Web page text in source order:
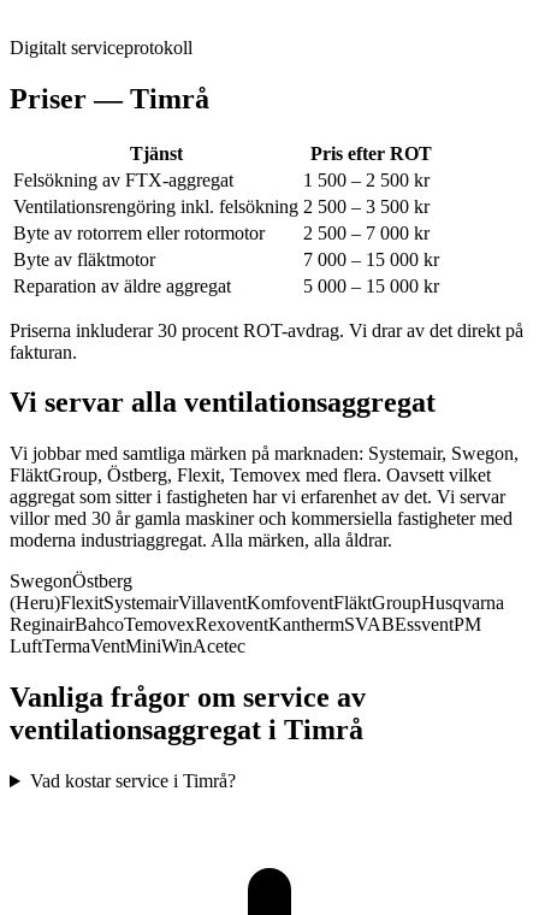
Digitalt serviceprotokoll
Priser —Timrå
Tjänst
Pris efter ROT
Felsökning av FTX-aggregat
1 500 – 2 500 kr
Ventilationsrengöring inkl. felsökning 2 500 – 3 500 kr
Byte av rotorrem eller rotormotor
2 500 – 7 000 kr
Byte av fläktmotor
7 000 – 15 000 kr
Reparation av äldre aggregat
5 000 – 15 000 kr
Priserna inkluderar 30 procent ROT-avdrag. Vi drar av det direkt på
fakturan.
Vi servar alla ventilationsaggregat
Vi jobbar med samtliga märken på marknaden: Systemair, Swegon,
FläktGroup, Östberg, Flexit, Temovex med flera. Oavsett vilket
aggregat som sitter i fastigheten har vi erfarenhet av det. Vi servar
villor med 30 år gamla maskiner och kommersiella fastigheter med
moderna industriaggregat. Alla märken, alla åldrar.
SwegonÖstberg
(Heru)FlexitSystemairVillaventKomfoventFläktGroupHusqvarna
ReginairBahcoTemovexRexoventKanthermSVABEssventPM
LuftTermaVentMiniWinAcetec
Vanliga frågor om service av
ventilationsaggregat i Timrå
Vad kostar service i Timrå?